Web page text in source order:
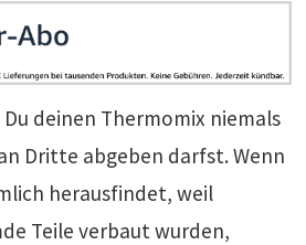
deinen Thermomix niemals
Dritte abgeben darfst. Wenn
herausfindet, weil
Teile verbaut wurden,